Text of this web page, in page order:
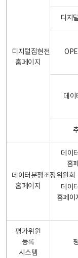
디지털집현전
홈페이지
디지
데이
데이터분쟁조정위원회
홈페이지
데이
홈
데이
홈페이
평가위원
등록
시스템